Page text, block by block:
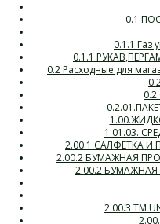
0.1
0.1.1 Газ
0.1.1
0.2 Расходные для
1.01.03.
2.00.1 САЛФЕТКА И
2.00.2 БУМАЖНАЯ
2.00.2 БУМАЖНАЯ
2.00.3 ТМ